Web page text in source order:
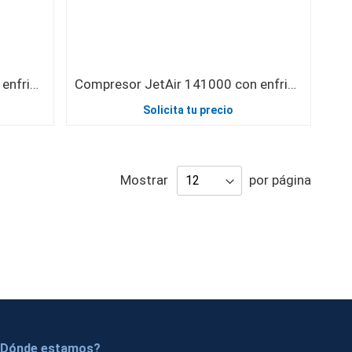
Compresor JetAir 100270 con enfriador de aire y manguera de aire de 10m Compresor JetAir 141000 con enfriador de aire externo y manguera de aire de 3m
Solicita tu precio
Mostrar por página
estamos?